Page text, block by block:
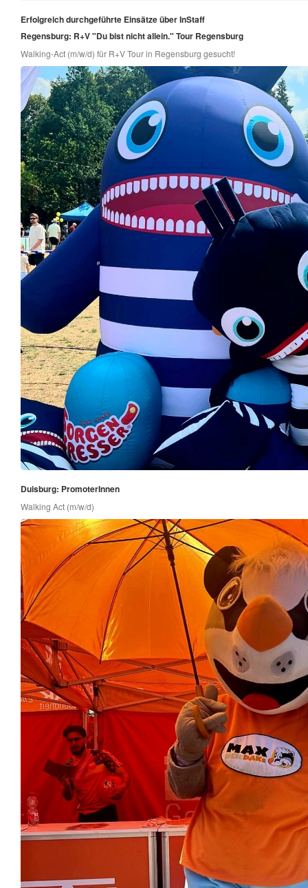
Erfolgreich durchgeführte Einsätze über InStaff
Regensburg: R+V "Du bist nicht allein." Tour Regensburg
Walking-Act (m/w/d) für R+V Tour in Regensburg gesucht!
Duisburg: PromoterInnen
Walking Act (m/w/d)